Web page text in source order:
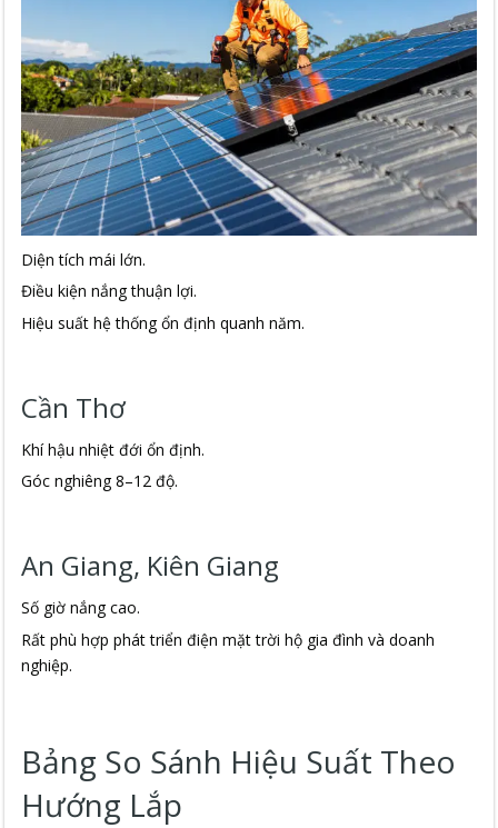
Diện tích mái lớn.
Điều kiện nắng thuận lợi.
Hiệu suất hệ thống ổn định quanh năm.
Cần Thơ
Khí hậu nhiệt đới ổn định.
Góc nghiêng 8–12 độ.
An Giang, Kiên Giang
Số giờ nắng cao.
Rất phù hợp phát triển điện mặt trời hộ gia đình và doanh
nghiệp.
Bảng So Sánh Hiệu Suất Theo
Hướng Lắp